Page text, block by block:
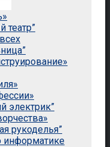
электрик”
рукоделья”
информатике